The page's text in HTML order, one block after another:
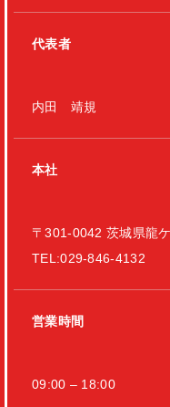
代表者
内田 靖規
本社
〒301-0042 茨城県龍
TEL:029-846-4132
営業時間
09:00 – 18:00